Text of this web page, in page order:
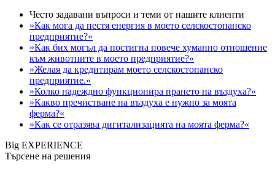
Често задавани въпроси и теми от нашите клиенти
»Как мога да пестя енергия в моето селскостопанско
предприятие?«
»Как бих могъл да постигна повече хуманно отношение
към животните в моето предприятие?«
»Желая да кредитирам моето селскостопанско
предприятие.«
»Колко надеждно функционира прането на въздуха?«
»Какво пречистване на въздуха е нужно за моята
ферма?«
»Как се отразява дигитализацията на моята ферма?«
Big EXPERIENCE
Търсене на решения